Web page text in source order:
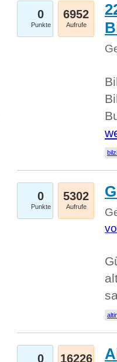
0
Punkte
6952
Aufrufe
0
Punkte
5302
Aufrufe
0 16226